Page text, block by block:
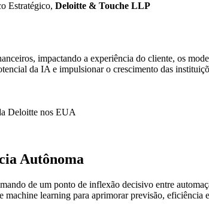
Estratégico, Deloitte & Touche LLP
impactando a experiência do cliente, os
da IA e impulsionar o crescimento das
Deloitte nos EUA
Autônoma
de um ponto de inflexão decisivo entre
machine learning para aprimorar previsão,